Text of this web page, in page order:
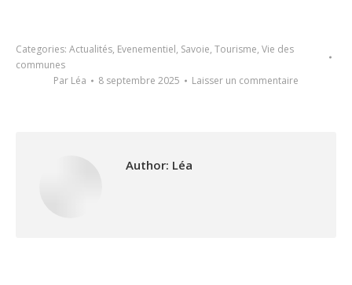
Categories: Actualités, Evenementiel, Savoie, Tourisme, Vie des
communes
Par Léa 8 septembre 2025 Laisser un commentaire
Author: Léa